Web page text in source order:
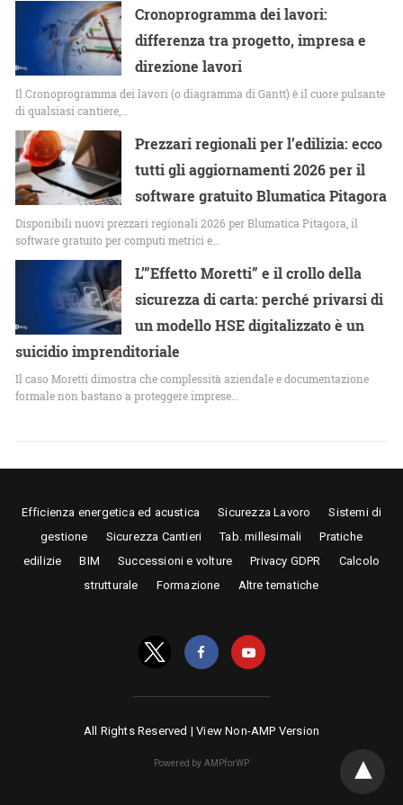
Cronoprogramma dei lavori:
differenza tra progetto, impresa e
direzione lavori
Il Cronoprogramma dei lavori (o diagramma di Gantt) è il cuore pulsante
di qualsiasi cantiere,…
Prezzari regionali per l’edilizia: ecco
tutti gli aggiornamenti 2026 per il
software gratuito Blumatica Pitagora
Disponibili nuovi prezzari regionali 2026 per Blumatica Pitagora, il
software gratuito per computi metrici e…
L’”Effetto Moretti” e il crollo della
sicurezza di carta: perché privarsi di
un modello HSE digitalizzato è un
suicidio imprenditoriale
Il caso Moretti dimostra che complessità aziendale e documentazione
formale non bastano a proteggere imprese…
Efficienza energetica ed acustica Sicurezza Lavoro
Sistemi di
gestione
Sicurezza Cantieri Tab. millesimali
Pratiche
edilizie
BIM Successioni e volture Privacy GDPR
Calcolo
strutturale
Formazione Altre tematiche
All Rights Reserved |View Non-AMP Version
Powered by AMPforWP